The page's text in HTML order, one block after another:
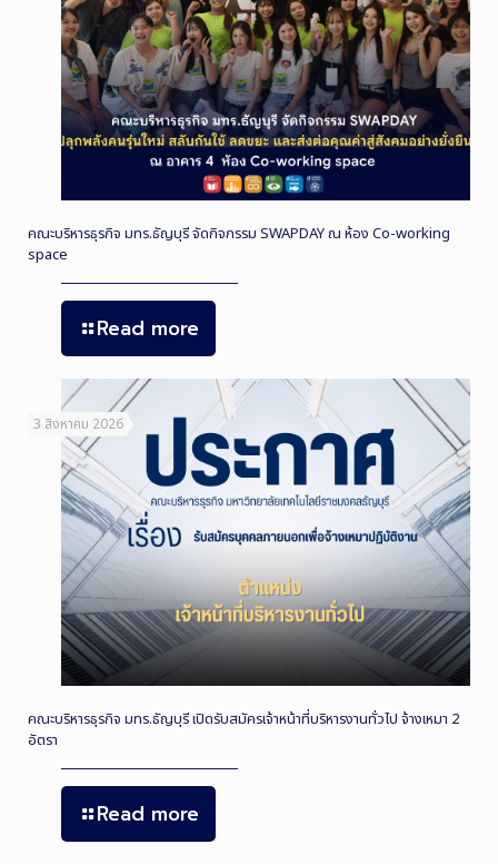
คณะบริหารธุรกิจ มทร.ธัญบุรี จัดกิจกรรม SWAPDAY ณ ห้อง Co-working
space
Read more
3 สิงหาคม 2026
คณะบริหารธุรกิจ มทร.ธัญบุรี เปิดรับสมัครเจ้าหน้าที่บริหารงานทั่วไป จ้างเหมา 2
อัตรา
Read more